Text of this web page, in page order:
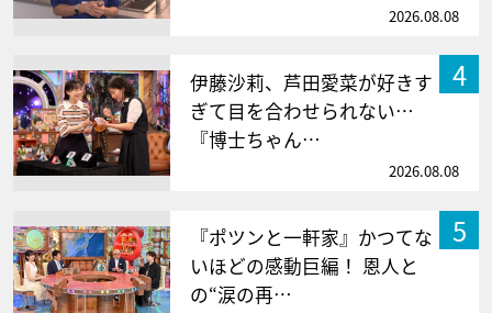
2026.08.08
4
伊藤沙莉、芦田愛菜が好きす
ぎて目を合わせられない…
『博士ちゃん…
2026.08.08
5
『ポツンと一軒家』かつてな
いほどの感動巨編！ 恩人と
の“涙の再…